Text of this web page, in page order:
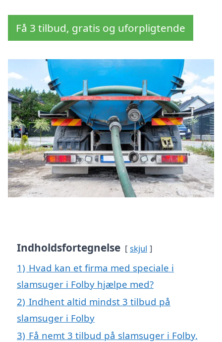
Få 3 tilbud, gratis og uforpligtende
Indholdsfortegnelse skjul
1) Hvad kan et firma med speciale i
slamsuger i Folby hjælpe med?
2) Indhent altid mindst 3 tilbud på
slamsuger i Folby
3) Få nemt 3 tilbud på slamsuger i Folby,